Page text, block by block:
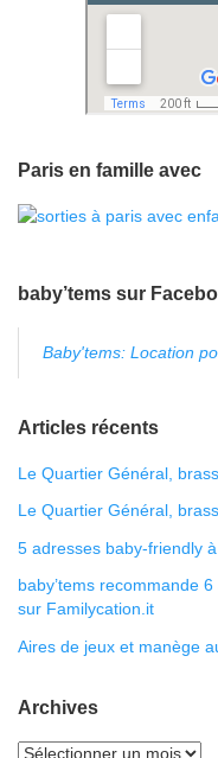
Paris en famille avec
baby’tems sur
Baby'tems: Location
Articles récents
Le Quartier Général,
Le Quartier Général,
5 adresses baby-friendly
baby’tems recommande
sur Familycation.it
Aires de jeux et manège
Archives